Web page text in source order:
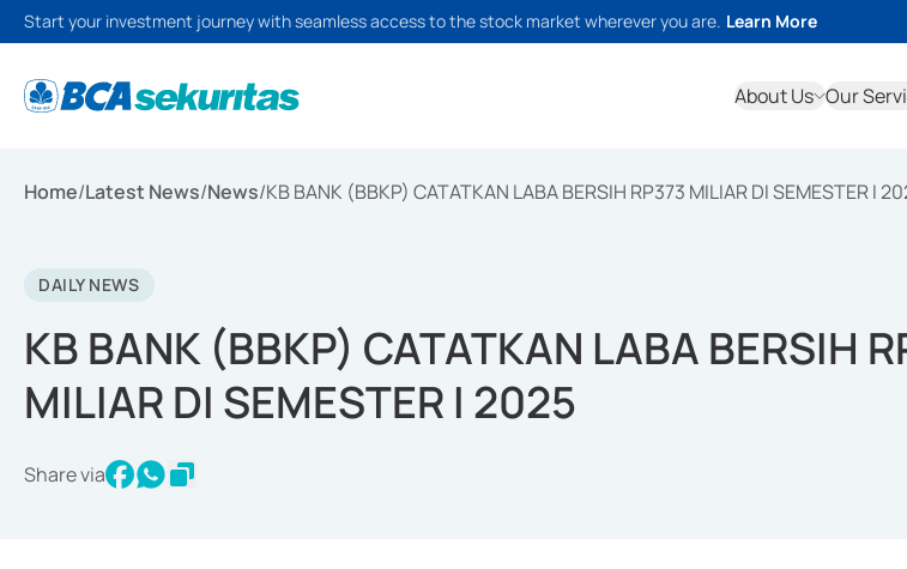
Start your investment journey with seamless access to the stock market wherever you are. Learn More
About Us Our
Home/Latest News/News/KB BANK (BBKP) CATATKAN LABA BERSIH RP373 MILIAR DI SEMESTER I
DAILY NEWS
KB BANK (BBKP) CATATKAN LABA BERSIH
MILIAR DI SEMESTER I 2025
Share via